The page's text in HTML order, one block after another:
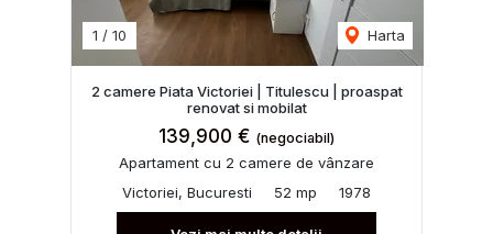
1 / 10 Harta
2 camere Piata Victoriei | Titulescu | proaspat
renovat si mobilat
139,900 € (negociabil)
Apartament cu 2 camere de vânzare
Victoriei, Bucuresti
52 mp 1978